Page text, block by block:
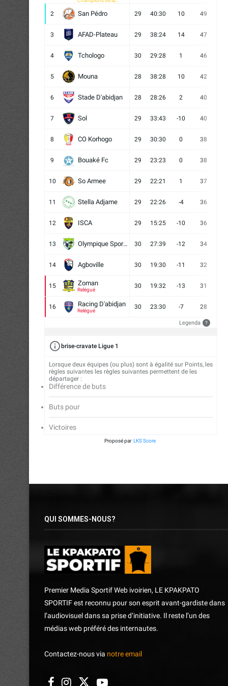
2 San Pédro 29 40:30 10 49
3 AFAD-Plateau 29 38:24 14 47
4 Tchologo 30 29:28 1 46
5 Mouna 28 38:28 10 42
6 Stade D'abidjan 28 28:26 2 40
7 Sol 29 33:43 -10 40
8 CO Korhogo 29 30:30 0 38
9 Bouaké Fc 29 23:23 0 38
10 So Armee 29 22:21 1 37
11 Stella Adjame 29 22:26 -4 36
12 ISCA 29 15:25 -10 36
13 Olympique Sport d'Abobo FC 30 27:39 -12 34
14 Agboville 30 19:30 -11 32
15 Zoman
Relégué
30 19:32 -13 31
16 Racing D'abidjan
Relégué
30 23:30 -7 28
Legenda ?
brise-cravate Ligue 1
Lorsque deux équipes (ou plus) sont à égalité sur Points, les
règles suivantes les règles suivantes permettent de les
départager :
Différence de buts
Buts pour
Victoires
Proposé par LKS Score
QUI SOMMES-NOUS?
Premier Media Sportif Web ivoirien, LE KPAKPATO
SPORTIF est reconnu pour son esprit avant-gardiste dans
l’audiovisuel dans sa prise d’initiative. Il reste l’un des
médias web préféré des internautes.
Contactez-nous via notre email